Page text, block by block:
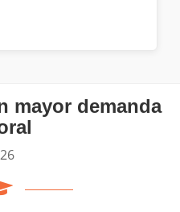
mayor demanda